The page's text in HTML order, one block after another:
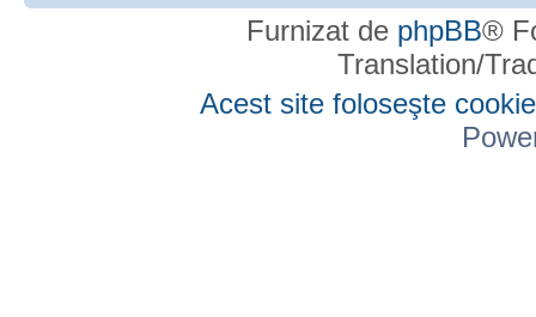
Furnizat de phpBB®
Translation/
Acest site foloseşte